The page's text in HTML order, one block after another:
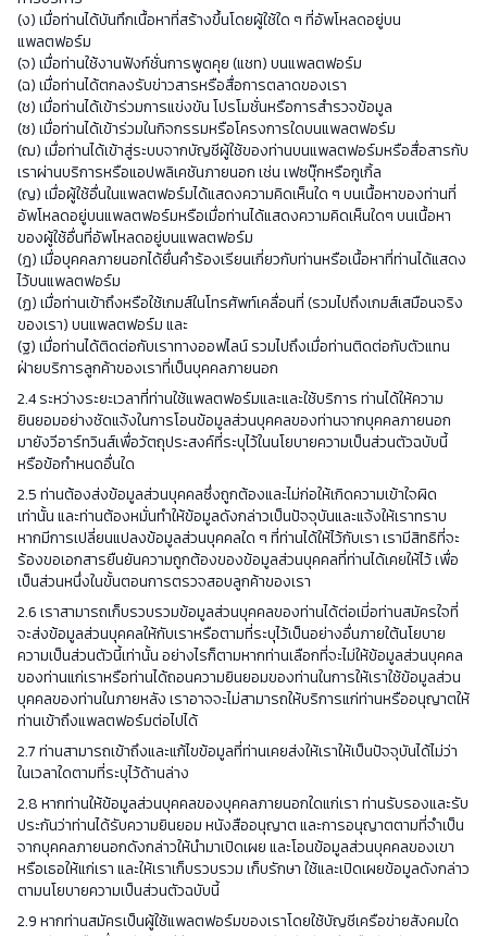
(ง) เมื่อท่านได้บันทึกเนื้อหาที่สร้างขึ้นโดยผู้ใช้ใด ๆ ที่อัพโหลดอยู่บน
แพลตฟอร์ม
(จ) เมื่อท่านใช้งานฟังก์ชั่นการพูดคุย (แชท) บนแพลตฟอร์ม
(ฉ) เมื่อท่านได้ตกลงรับข่าวสารหรือสื่อการตลาดของเรา
(ช) เมื่อท่านได้เข้าร่วมการแข่งขัน โปรโมชั่นหรือการสำรวจข้อมูล
(ซ) เมื่อท่านได้เข้าร่วมในกิจกรรมหรือโครงการใดบนแพลตฟอร์ม
(ฌ) เมื่อท่านได้เข้าสู่ระบบจากบัญชีผู้ใช้ของท่านบนแพลตฟอร์มหรือสื่อสารกับ
เราผ่านบริการหรือแอปพลิเคชันภายนอก เช่น เฟซบุ๊กหรือกูเกิ้ล
(ญ) เมื่อผู้ใช้อื่นในแพลตฟอร์มได้แสดงความคิดเห็นใด ๆ บนเนื้อหาของท่านที่
อัพโหลดอยู่บนแพลตฟอร์มหรือเมื่อท่านได้แสดงความคิดเห็นใดๆ บนเนื้อหา
ของผู้ใช้อื่นที่อัพโหลดอยู่บนแพลตฟอร์ม
(ฎ) เมื่อบุคคลภายนอกได้ยื่นคำร้องเรียนเกี่ยวกับท่านหรือเนื้อหาที่ท่านได้แสดง
ไว้บนแพลตฟอร์ม
(ฏ) เมื่อท่านเข้าถึงหรือใช้เกมส์ในโทรศัพท์เคลื่อนที่ (รวมไปถึงเกมส์เสมือนจริง
ของเรา) บนแพลตฟอร์ม และ
(ฐ) เมื่อท่านได้ติดต่อกับเราทางออฟไลน์ รวมไปถึงเมื่อท่านติดต่อกับตัวแทน
ฝ่ายบริการลูกค้าของเราที่เป็นบุคคลภายนอก
2.4 ระหว่างระยะเวลาที่ท่านใช้แพลตฟอร์มและและใช้บริการ ท่านได้ให้ความ
ยินยอมอย่างชัดแจ้งในการโอนข้อมูลส่วนบุคคลของท่านจากบุคคลภายนอก
มายังวีอาร์ทวินส์เพื่อวัตถุประสงค์ที่ระบุไว้ในนโยบายความเป็นส่วนตัวฉบับนี้
หรือข้อกำหนดอื่นใด
2.5 ท่านต้องส่งข้อมูลส่วนบุคคลซึ่งถูกต้องและไม่ก่อให้เกิดความเข้าใจผิด
เท่านั้น และท่านต้องหมั่นทำให้ข้อมูลดังกล่าวเป็นปัจจุบันและแจ้งให้เราทราบ
หากมีการเปลี่ยนแปลงข้อมูลส่วนบุคคลใด ๆ ที่ท่านได้ให้ไว้กับเรา เรามีสิทธิที่จะ
ร้องขอเอกสารยืนยันความถูกต้องของข้อมูลส่วนบุคคลที่ท่านได้เคยให้ไว้ เพื่อ
เป็นส่วนหนึ่งในขั้นตอนการตรวจสอบลูกค้าของเรา
2.6 เราสามารถเก็บรวบรวมข้อมูลส่วนบุคคลของท่านได้ต่อเมี่อท่านสมัครใจที่
จะส่งข้อมูลส่วนบุคคลให้กับเราหรือตามที่ระบุไว้เป็นอย่างอื่นภายใต้นโยบาย
ความเป็นส่วนตัวนี้เท่านั้น อย่างไรก็ตามหากท่านเลือกที่จะไม่ให้ข้อมูลส่วนบุคคล
ของท่านแก่เราหรือท่านได้ถอนความยินยอมของท่านในการให้เราใช้ข้อมูลส่วน
บุคคลของท่านในภายหลัง เราอาจจะไม่สามารถให้บริการแก่ท่านหรืออนุญาตให้
ท่านเข้าถึงแพลตฟอร์มต่อไปได้
2.7 ท่านสามารถเข้าถึงและแก้ไขข้อมูลที่ท่านเคยส่งให้เราให้เป็นปัจจุบันได้ไม่ว่า
ในเวลาใดตามที่ระบุไว้ด้านล่าง
2.8 หากท่านให้ข้อมูลส่วนบุคคลของบุคคลภายนอกใดแก่เรา ท่านรับรองและรับ
ประกันว่าท่านได้รับความยินยอม หนังสืออนุญาต และการอนุญาตตามที่จำเป็น
จากบุคคลภายนอกดังกล่าวให้นำมาเปิดเผย และโอนข้อมูลส่วนบุคคลของเขา
หรือเธอให้แก่เรา และให้เราเก็บรวบรวม เก็บรักษา ใช้และเปิดเผยข้อมูลดังกล่าว
ตามนโยบายความเป็นส่วนตัวฉบับนี้
2.9 หากท่านสมัครเป็นผู้ใช้แพลตฟอร์มของเราโดยใช้บัญชีเครือข่ายสังคมใด